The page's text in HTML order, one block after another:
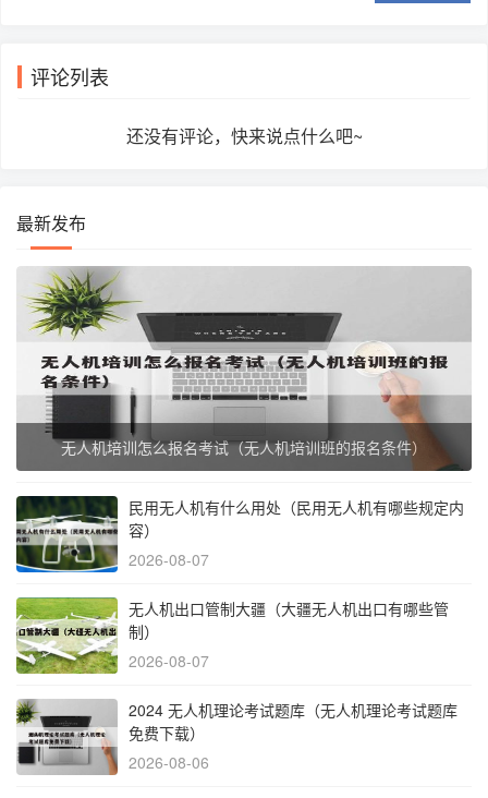
评论列表
还没有评论，快来说点什么吧~
最新发布
无人机培训怎么报名考试（无人机培训班的报名条件）
民用无人机有什么用处（民用无人机有哪些规定内
容）
2026-08-07
无人机出口管制大疆（大疆无人机出口有哪些管
制）
2026-08-07
2024 无人机理论考试题库（无人机理论考试题库
免费下载）
2026-08-06